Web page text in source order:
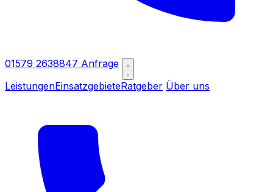
01579 2638847 Anfrage
LeistungenEinsatzgebieteRatgeber Über uns